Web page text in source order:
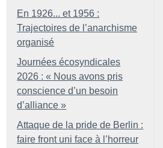
En 1926... et 1956 :
Trajectoires de l’anarchisme
organisé
Journées écosyndicales
2026 : « Nous avons pris
conscience d’un besoin
d’alliance »
Attaque de la pride de Berlin :
faire front uni face à l’horreur